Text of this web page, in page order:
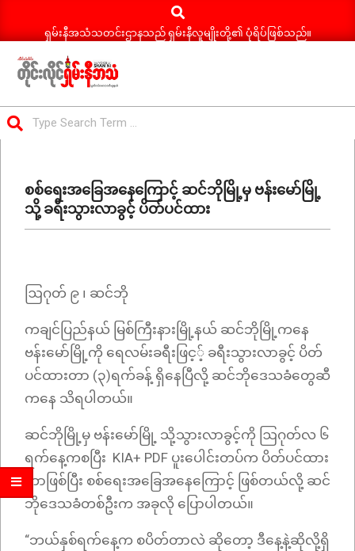
Search
ရှမ်းနီအသံသတင်းဌာနသည် ရှမ်းနီလူမျိုးတို့၏ ပုံရိပ်ဖြစ်သည်။
ရှမ်း
နီ
သတင်း
Menuစစ်ရေးအခြေအနေကြောင့် ဆင်ဘိုမြို့မှ ဗန်းမော်မြို့
သို့ ခရီးသွားလာခွင့် ပိတ်ပင်ထား
ဩဂုတ် ၉ ၊ ဆင်ဘို
ကချင်ပြည်နယ် မြစ်ကြီးနားမြို့နယ် ဆင်ဘိုမြို့ကနေ
ဗန်းမော်မြို့ကို ရေလမ်းခရီးဖြင့့် ခရီးသွားလာခွင့် ပိတ်
ပင်ထားတာ (၃)ရက်ခန့် ရှိနေပြီလို့ ဆင်ဘိုဒေသခံတွေဆီ
ကနေ သိရပါတယ်။
ဆင်ဘိုမြို့မှ ဗန်းမော်မြို့ သို့သွားလာခွင့်ကို ဩဂုတ်လ ၆
ရက်နေ့ကစပြီး KIA+ PDF ပူးပေါင်းတပ်က ပိတ်ပင်ထား
တာဖြစ်ပြီး စစ်ရေးအခြေအနေကြောင့် ဖြစ်တယ်လို့ ဆင်
ဘိုဒေသခံတစ်ဦးက အခုလို ပြောပါတယ်။
“ဘယ်နှစ်ရက်နေ့က စပိတ်တာလဲ ဆိုတော့ ဒီနေ့နဲ့ဆိုလို့ရှိ